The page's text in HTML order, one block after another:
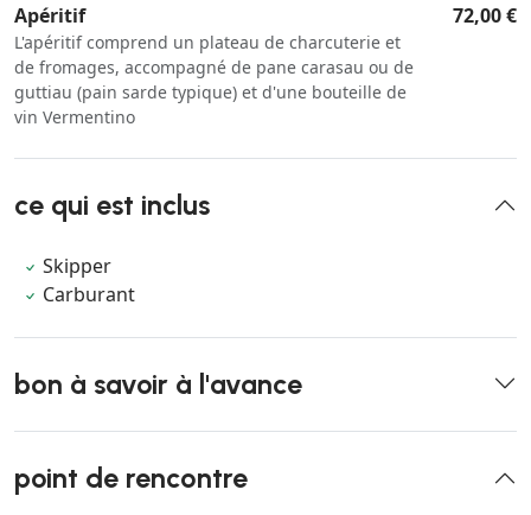
Apéritif
L'apéritif comprend un plateau de charcuterie et
de fromages, accompagné de pane carasau ou de
guttiau (pain sarde typique) et d'une bouteille de
vin Vermentino
72,00 €
ce qui est inclus
Skipper
Carburant
bon à savoir à l'avance
point de rencontre